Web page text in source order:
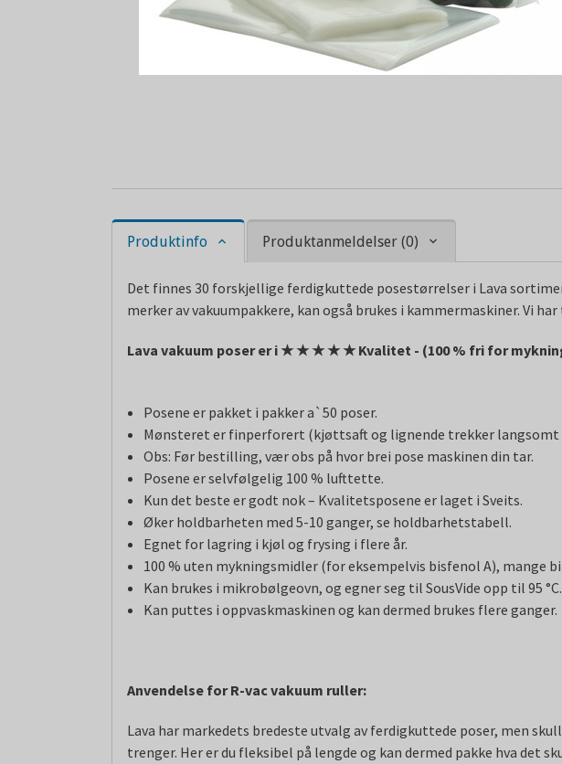
Produktinfo Produktanmeldelser (0)
Det finnes 30 forskjellige ferdigkuttede posestørrelser i Lava
merker av vakuumpakkere, kan også brukes i kammermaskiner. Vi
Lava vakuum poser er i★★★★★Kvalitet - (100 % fri for
Posene er pakket i pakker a`50 poser.
Mønsteret er finperforert (kjøttsaft og lignende trekker langsomt
Obs: Før bestilling, vær obs på hvor brei pose maskinen din tar.
Posene er selvfølgelig 100 % lufttette.
Kun det beste er godt nok – Kvalitetsposene er laget i Sveits.
Øker holdbarheten med 5-10 ganger, se holdbarhetstabell.
Egnet for lagring i kjøl og frysing i flere år.
100 % uten mykningsmidler (for eksempelvis bisfenol A), mange
Kan brukes i mikrobølgeovn, og egner seg til SousVide opp til 95 °C.
Kan puttes i oppvaskmaskinen og kan dermed brukes flere ganger.
Anvendelse for R-vac vakuum ruller:
Lava har markedets bredeste utvalg av ferdigkuttede poser, men
trenger. Her er du fleksibel på lengde og kan dermed pakke hva det